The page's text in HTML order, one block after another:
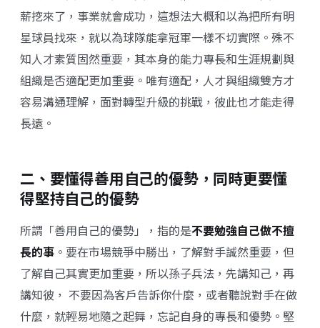
薪挖來了，事業就會成功，這想法大概和以為把所有明
星球員找來，就以為球隊能拿冠軍一樣不切實際。殊不
知人才素質固然重要，其本身的能力專長和生涯規劃與
組織是否適配更加重要。唯有適配，人才與組織雙方才
容易溝通理解，面對轉型升級的挑戰，彼此也才能走得
長遠。
二、要懂得善用自己的優勢，同時更要懂
得堅持自己的優勢
所謂「善用自己的優勢」，指的是不要勉強自己做不擅
長的事 。要在市場競爭中勝出，了解對手誠然重要，但
了解自己其實更加重要，所以孫子兵法，先講知己，再
講知彼， 不要因為客戶告訴你什麼，或者聽說對手在做
什麼，就輕易地隨之起舞，忘記自身的專長和優勢。堅